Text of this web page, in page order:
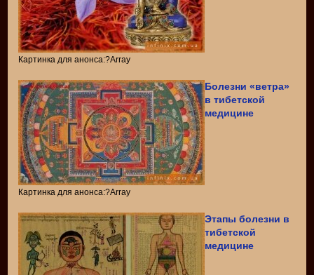
Картинка для анонса:?Array
Болезни «ветра»
в тибетской
медицине
Картинка для анонса:?Array
Этапы болезни в
тибетской
медицине